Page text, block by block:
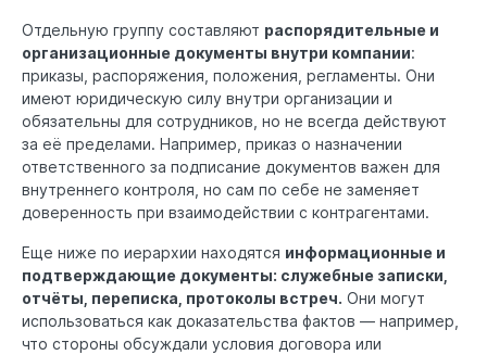
Отдельную группу составляют распорядительные и
организационные документы внутри компании:
приказы, распоряжения, положения, регламенты. Они
имеют юридическую силу внутри организации и
обязательны для сотрудников, но не всегда действуют
за её пределами. Например, приказ о назначении
ответственного за подписание документов важен для
внутреннего контроля, но сам по себе не заменяет
доверенность при взаимодействии с контрагентами.
Еще ниже по иерархии находятся информационные и
подтверждающие документы: служебные записки,
отчёты, переписка, протоколы встреч. Они могут
использоваться как доказательства фактов — например,
что стороны обсуждали условия договора или